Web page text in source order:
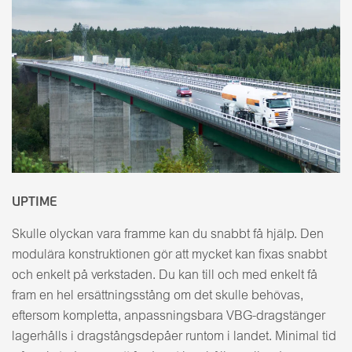
UPTIME
Skulle olyckan vara framme kan du snabbt få hjälp. Den
modulära konstruktionen gör att mycket kan fixas snabbt
och enkelt på verkstaden. Du kan till och med enkelt få
fram en hel ersättningsstång om det skulle behövas,
eftersom kompletta, anpassningsbara VBG-dragstänger
lagerhålls i dragstångsdepåer runtom i landet. Minimal tid